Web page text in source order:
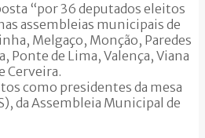
“por 36 deputados eleitos
assembleias municipais de
Melgaço, Monção, Paredes
Ponte de Lima, Valença, Viana
Cerveira.
como presidentes da mesa
da Assembleia Municipal de